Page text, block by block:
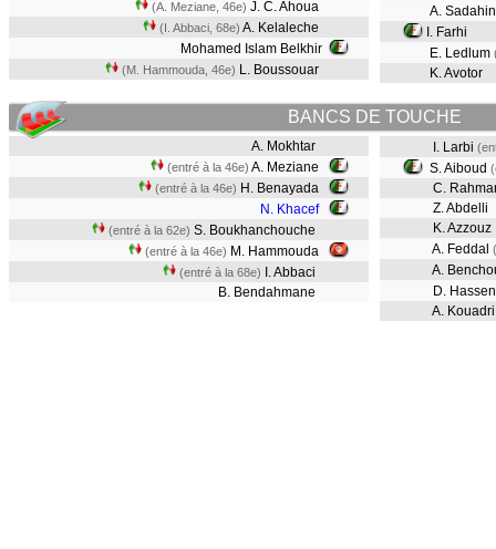
(A. Meziane, 46e) J. C. Ahoua
(I. Abbaci, 68e) A. Kelaleche
Mohamed Islam Belkhir
(M. Hammouda, 46e) L. Boussouar
A.
I. Farhi
E. Ledlum
K. Avotor
BANCS DE TOUCHE
A. Mokhtar
(entré à la 46e) A. Meziane
(entré à la 46e) H. Benayada
N. Khacef
(entré à la 62e) S. Boukhanchouche
(entré à la 46e) M. Hammouda
(entré à la 68e)
I. Abbaci
B. Bendahmane
I. Larbi
S. Aiboud
C.
Z. Abdelli
K. Azzouz
A. Feddal
A.
D.
A.